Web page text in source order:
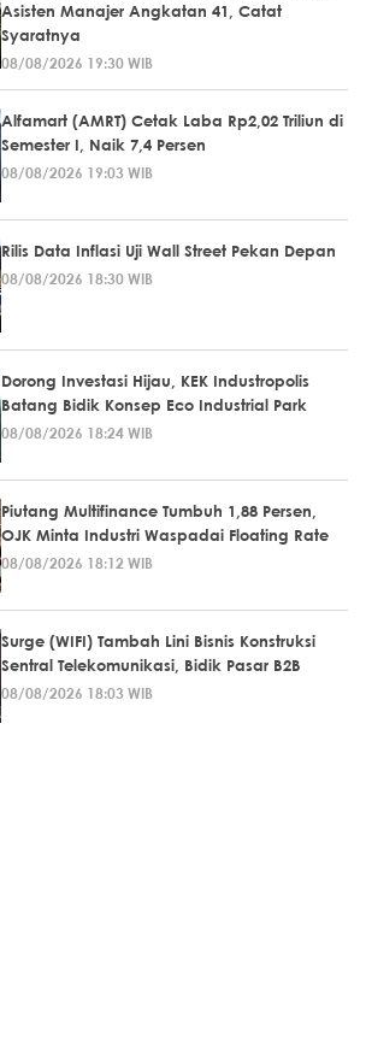
Asisten Manajer Angkatan 41, Catat
Syaratnya
08/08/2026 19:30 WIB
Alfamart (AMRT) Cetak Laba Rp2,02 Triliun di
Semester I, Naik 7,4 Persen
08/08/2026 19:03 WIB
Rilis Data Inflasi Uji Wall Street Pekan Depan
08/08/2026 18:30 WIB
Dorong Investasi Hijau, KEK Industropolis
Batang Bidik Konsep Eco Industrial Park
08/08/2026 18:24 WIB
Piutang Multifinance Tumbuh 1,88 Persen,
OJK Minta Industri Waspadai Floating Rate
08/08/2026 18:12 WIB
Surge (WIFI) Tambah Lini Bisnis Konstruksi
Sentral Telekomunikasi, Bidik Pasar B2B
08/08/2026 18:03 WIB